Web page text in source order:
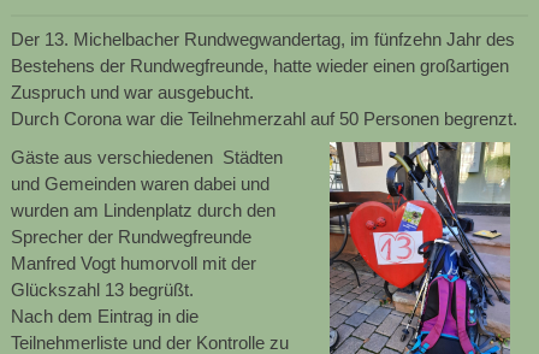
Der 13. Michelbacher Rundwegwandertag, im fünfzehn Jahr des
Bestehens der Rundwegfreunde, hatte wieder einen großartigen
Zuspruch und war ausgebucht.
Durch Corona war die Teilnehmerzahl auf 50 Personen begrenzt.
Gäste aus verschiedenen Städten
und Gemeinden waren dabei und
wurden am Lindenplatz durch den
Sprecher der Rundwegfreunde
Manfred Vogt humorvoll mit der
Glückszahl 13 begrüßt.
Nach dem Eintrag in die
Teilnehmerliste und der Kontrolle zu